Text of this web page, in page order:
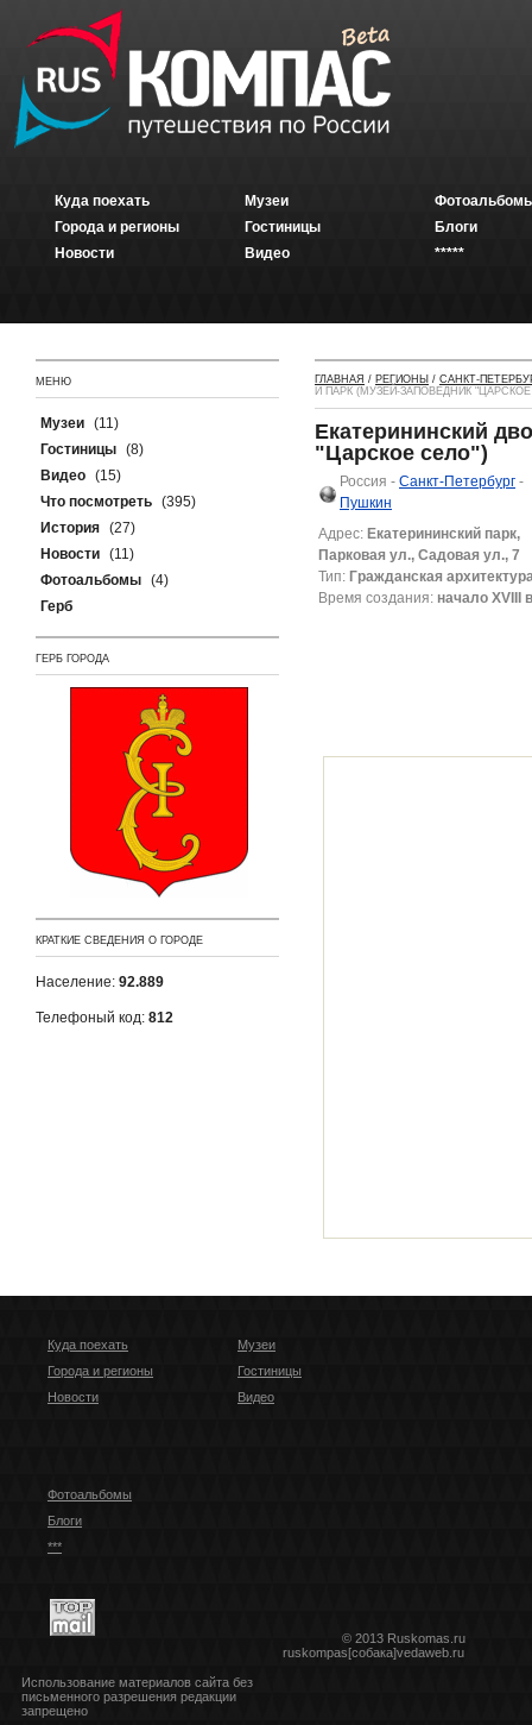
Куда поехать
Города и регионы
Новости
Музеи
Гостиницы
Видео
Блоги
*****
МЕНЮ
Музеи (11)
Гостиницы (8)
Видео (15)
Что посмотреть (395)
История (27)
Новости (11)
Фотоальбомы (4)
Герб
ГЕРБ ГОРОДА
КРАТКИЕ СВЕДЕНИЯ О ГОРОДЕ
Население: 92.889
Телефоный код: 812
ГЛАВНАЯ / РЕГИОНЫ / САНКТ-
И ПАРК (МУЗЕЙ-ЗАПОВЕДНИК
Екатерининский
"Царское село")
Россия - Санкт-Петербург -
Пушкин
Адрес: Екатерининский парк,
Парковая ул., Садовая ул., 7
Тип: Гражданская
Время создания: начало XVIII
Куда поехать
Города и регионы
Новости
Музеи
Гостиницы
Видео
Фотоальбомы
Блоги
***
© 2013 Ruskomas.ru
ruskompas[собака]vedaweb.ru
Использование материалов сайта без
письменного разрешения редакции
запрещено